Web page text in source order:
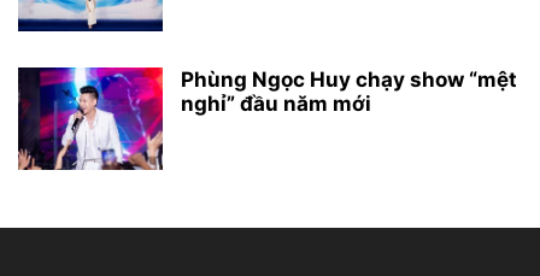
Phùng Ngọc Huy chạy show “mệt
nghỉ” đầu năm mới